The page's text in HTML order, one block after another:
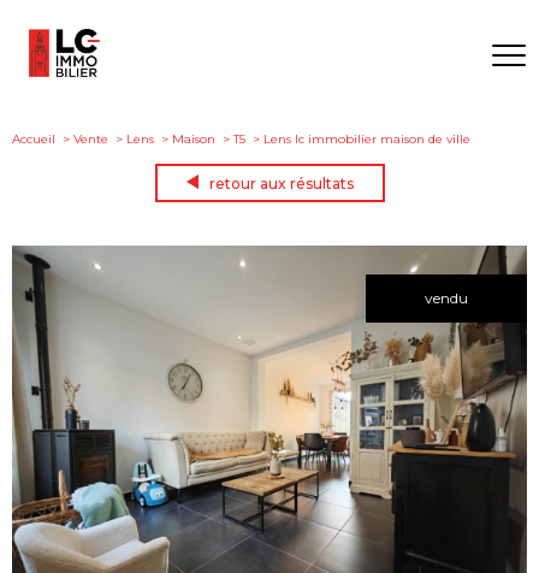
Accueil Vente Lens Maison T5 Lens lc immobilier maison de ville
retour aux résultats
vendu